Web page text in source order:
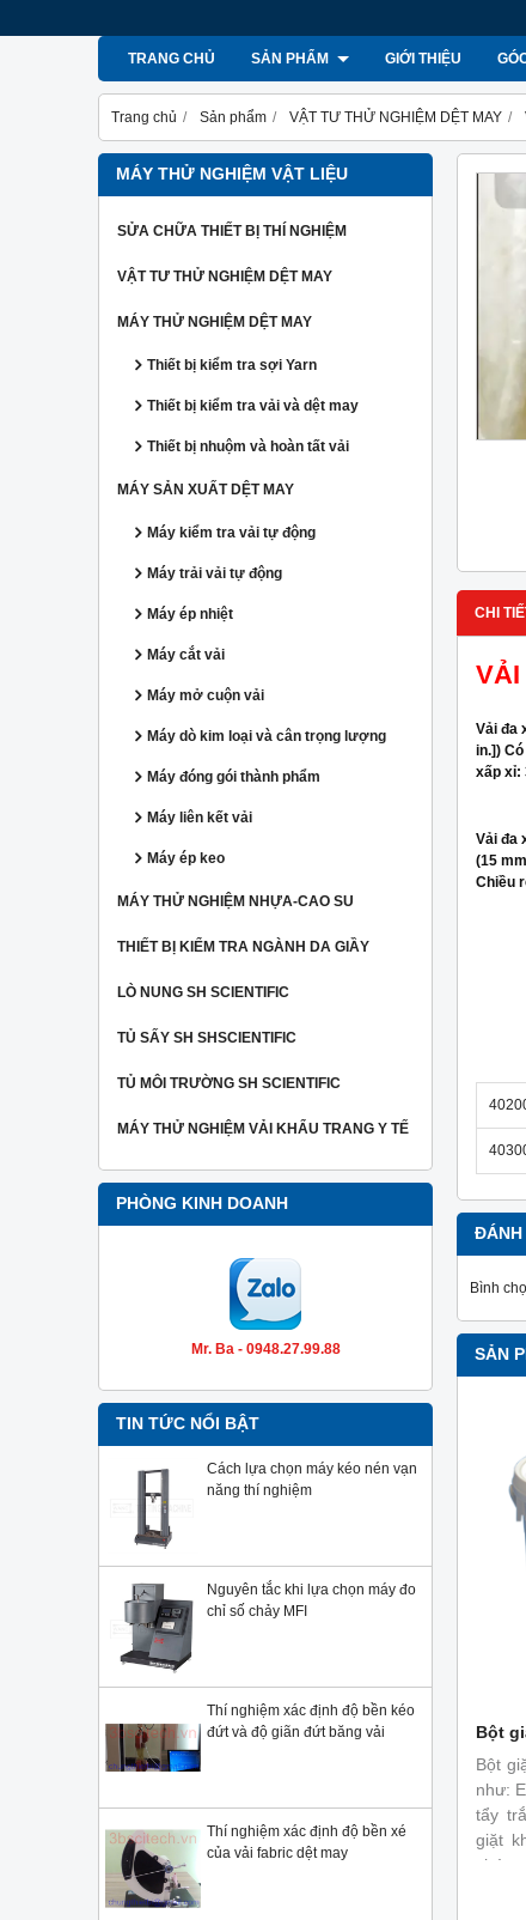
TRANG CHỦ SẢN PHẨM GIỚI THIỆU
Trang chủ Sản phẩm VẬT TƯ THỬ NGHIỆM DỆT MAY
MÁY THỬ NGHIỆM VẬT LIỆU
SỬA CHỮA THIẾT BỊ THÍ NGHIỆM
VẬT TƯ THỬ NGHIỆM DỆT MAY
MÁY THỬ NGHIỆM DỆT MAY
Thiết bị kiểm tra sợi Yarn
Thiết bị kiểm tra vải và dệt may
Thiết bị nhuộm và hoàn tất vải
MÁY SẢN XUẤT DỆT MAY
Máy kiểm tra vải tự động
Máy trải vải tự động
Máy ép nhiệt
Máy cắt vải
Máy mở cuộn vải
Máy dò kim loại và cân trọng lượng
Máy đóng gói thành phẩm
Máy liên kết vải
Máy ép keo
MÁY THỬ NGHIỆM NHỰA-CAO SU
THIẾT BỊ KIỂM TRA NGÀNH DA GIẦY
LÒ NUNG SH SCIENTIFIC
TỦ SẤY SH SHSCIENTIFIC
TỦ MÔI TRƯỜNG SH SCIENTIFIC
MÁY THỬ NGHIỆM VẢI KHẨU TRANG Y TẾ
PHÒNG KINH DOANH
Mr. Ba - 0948.27.99.88
TIN TỨC NỔI BẬT
Cách lựa chọn máy kéo nén vạn
năng thí nghiệm
Nguyên tắc khi lựa chọn máy đo
chỉ số chảy MFI
Thí nghiệm xác định độ bền kéo
đứt và độ giãn đứt băng vải
Thí nghiệm xác định độ bền xé
của vải fabric dệt may
CHI
VẢI
Vải đa
in.])
xấp xỉ:
Vải đa
(15
Chiều
ĐÁNH
Bình
SẢN
Bột
Bột
như:
tẩy
giặt
chứa